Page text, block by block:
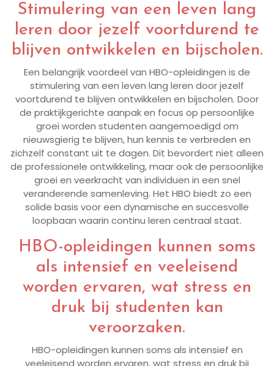
Stimulering van een leven lang
leren door jezelf voortdurend te
blijven ontwikkelen en bijscholen.
Een belangrijk voordeel van HBO-opleidingen is de
stimulering van een leven lang leren door jezelf
voortdurend te blijven ontwikkelen en bijscholen. Door
de praktijkgerichte aanpak en focus op persoonlijke
groei worden studenten aangemoedigd om
nieuwsgierig te blijven, hun kennis te verbreden en
zichzelf constant uit te dagen. Dit bevordert niet alleen
de professionele ontwikkeling, maar ook de persoonlijke
groei en veerkracht van individuen in een snel
veranderende samenleving. Het HBO biedt zo een
solide basis voor een dynamische en succesvolle
loopbaan waarin continu leren centraal staat.
HBO-opleidingen kunnen soms
als intensief en veeleisend
worden ervaren, wat stress en
druk bij studenten kan
veroorzaken.
HBO-opleidingen kunnen soms als intensief en
veeleisend worden ervaren, wat stress en druk bij